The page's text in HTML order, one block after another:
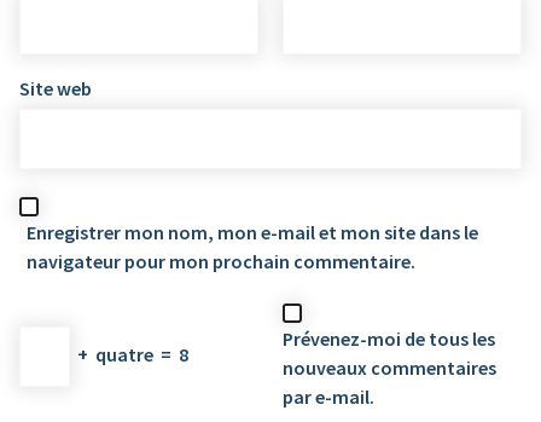
Site web
Enregistrer mon nom, mon e-mail et mon site dans le
navigateur pour mon prochain commentaire.
+ quatre = 8
Prévenez-moi de tous les
nouveaux commentaires
par e-mail.